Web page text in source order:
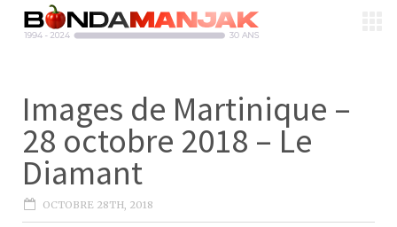
Images de Martinique –
28 octobre 2018 – Le
Diamant
OCTOBRE 28TH, 2018